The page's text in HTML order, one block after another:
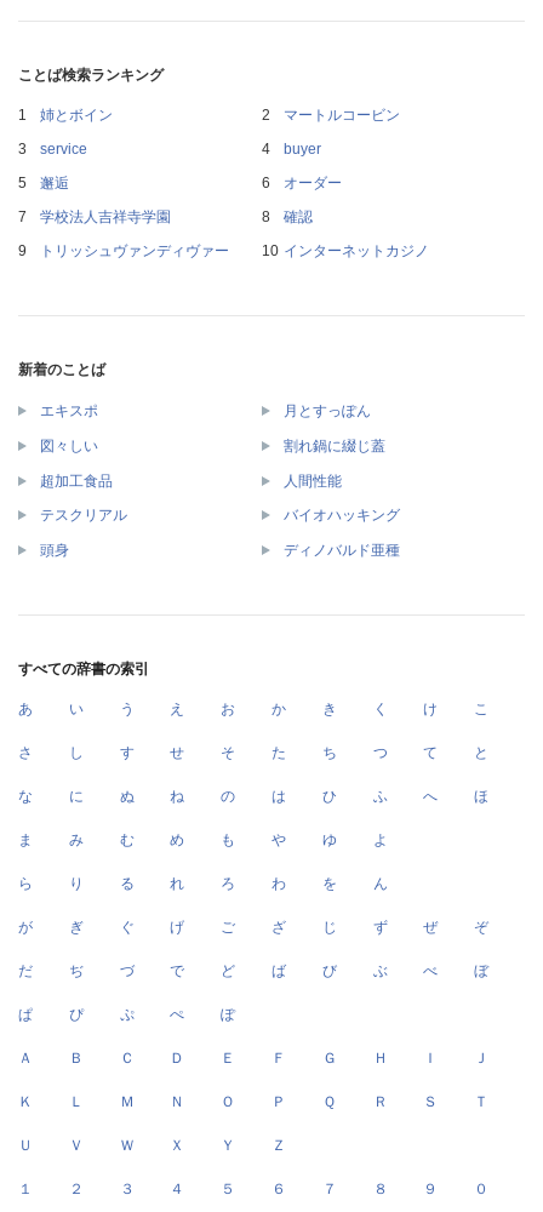
ことば検索ランキング
姉とボイン
マートルコービン
service
buyer
邂逅
オーダー
学校法人吉祥寺学園
確認
トリッシュヴァンディヴァー
インターネットカジノ
新着のことば
エキスポ 月とすっぽん
図々しい 割れ鍋に綴じ蓋
超加工食品 人間性能
テスクリアル バイオハッキング
頭身 ディノバルド亜種
すべての辞書の索引
あ い う え お か き く け こ
さ し す せ そ た ち つ て と
な に ぬ ね の は ひ ふ へ ほ
ま み む め も や ゆ よ
ら り る れ ろ わ を ん
が ぎ ぐ げ ご ざ じ ず ぜ ぞ
だ ぢ づ で ど ば び ぶ べ ぼ
ぱ ぴ ぷ ぺ ぽ
Ａ Ｂ Ｃ Ｄ Ｅ Ｆ Ｇ Ｈ Ｉ Ｊ
Ｋ Ｌ Ｍ Ｎ Ｏ Ｐ Ｑ Ｒ Ｓ Ｔ
Ｕ Ｖ Ｗ Ｘ Ｙ Ｚ
１ ２ ３ ４ ５ ６ ７ ８ ９ ０